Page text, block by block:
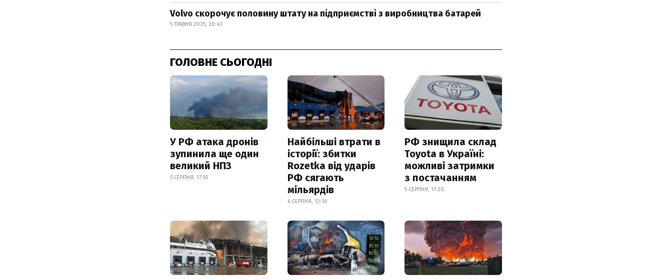
Volvo скорочує половину штату на підприємстві з виробництва батарей
5 ТРАВНЯ 2025, 20:43
ГОЛОВНЕ СЬОГОДНІ
У РФ атака дронів
зупинила ще один
великий НПЗ
5 СЕРПНЯ, 17:55
Найбільші втрати в
історії: збитки
Rozetka від ударів
РФ сягають
мільярдів
6 СЕРПНЯ, 12:10
РФ знищила склад
Toyota в Україні:
можливі затримки
з постачанням
5 СЕРПНЯ, 17:20